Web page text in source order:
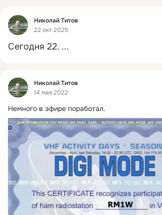
Фид
Николай Титов
22 окт 2025
Сегодня 22. ...
Фид
Николай Титов
14 мая 2022
Немного в эфире поработал.